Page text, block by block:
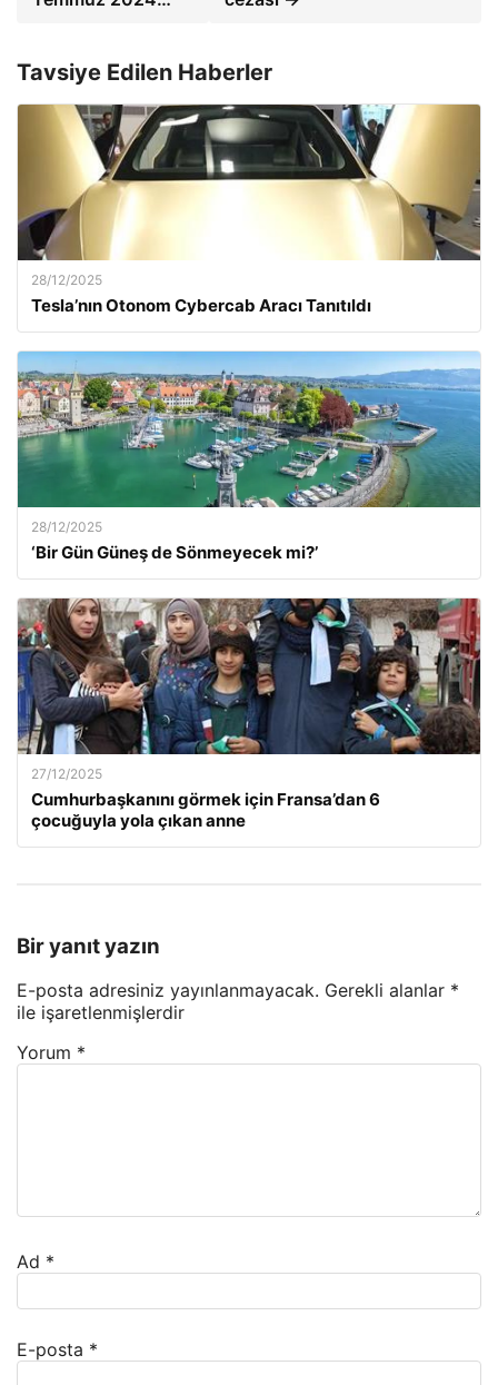
Tavsiye Edilen Haberler
28/12/2025
Tesla’nın Otonom Cybercab Aracı Tanıtıldı
28/12/2025
‘Bir Gün Güneş de Sönmeyecek mi?’
27/12/2025
Cumhurbaşkanını görmek için Fransa’dan 6
çocuğuyla yola çıkan anne
Bir yanıt yazın
E-posta adresiniz yayınlanmayacak. Gerekli alanlar *
ile işaretlenmişlerdir
Yorum *
Ad *
E-posta *